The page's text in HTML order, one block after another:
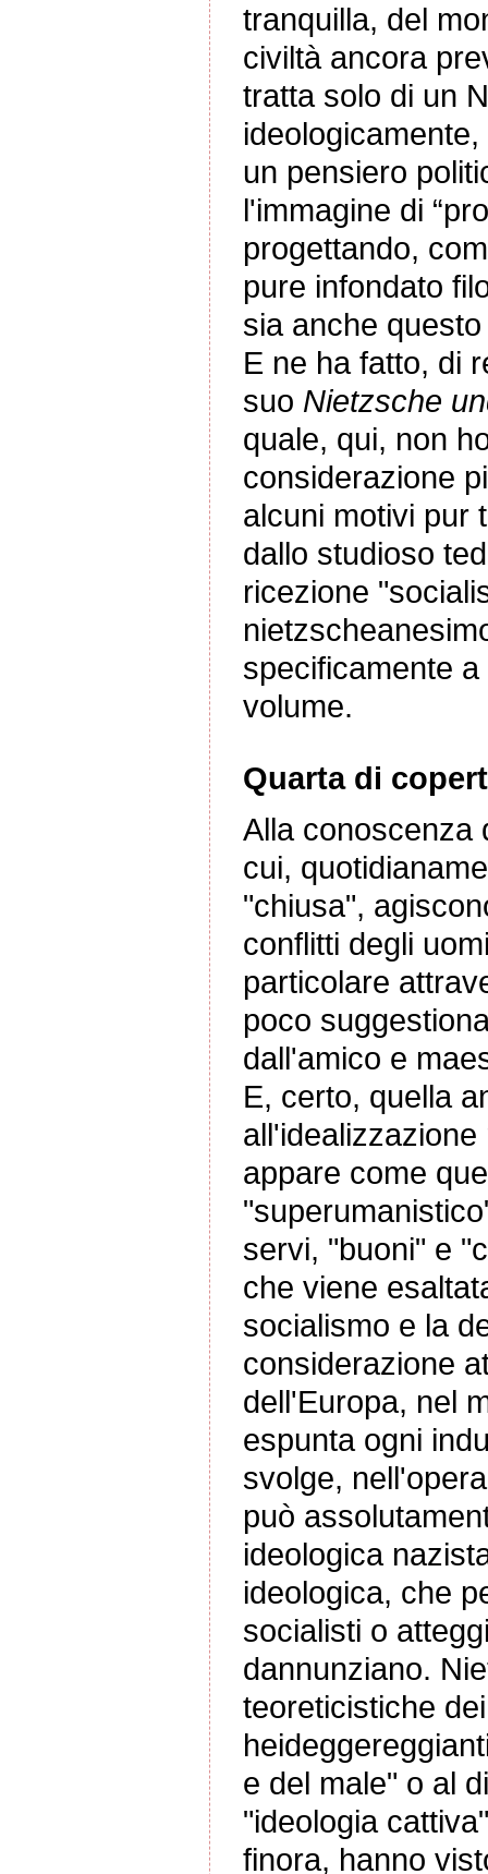
tranquilla, del
civiltà ancora
tratta solo di un
un pensiero
l'immagine di
progettando,
pure infondato
sia anche
E ne ha fatto, di
suo Nietzsche
quale, qui, non
considerazione
alcuni motivi pur
dallo studioso
ricezione
specificamente
volume.
Quarta di
Alla conoscenza
cui,
"chiusa",
conflitti degli
particolare
poco
dall'amico e
E, certo, quella
appare come
servi, "buoni" e
che viene
socialismo e la
considerazione
dell'Europa, nel
espunta ogni
svolge,
può
ideologica
ideologica, che
socialisti o
dannunziano.
teoreticistiche
e del male" o al
"ideologia
finora, hanno